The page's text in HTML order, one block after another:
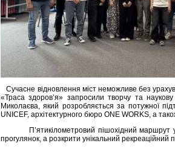
Сучасне відновлення міст неможливе без
«Траса здоров’я» запросили творчу та
Миколаєва, який розробляється за потужної
UNICEF, архітектурного бюро ONE WORKS, а
П’ятикілометровий пішохідний
прогулянок, а розкрити унікальний рекреаційний